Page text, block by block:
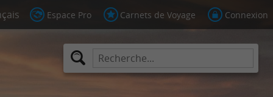
Espace Pro Carnets de Voyage Connexion